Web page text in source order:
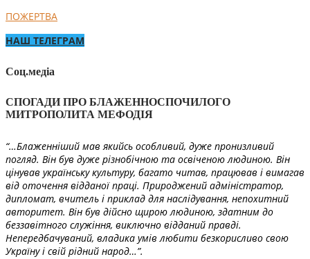
ПОЖЕРТВА
НАШ ТЕЛЕГРАМ
Соц.медіа
СПОГАДИ ПРО БЛАЖЕННОСПОЧИЛОГО
МИТРОПОЛИТА МЕФОДІЯ
“…Блаженніший мав якийсь особливий, дуже пронизливий
погляд. Він був дуже різнобічною та освіченою людиною. Він
цінував українську культуру, багато читав, працював і вимагав
від оточення відданої праці. Природжений адміністратор,
дипломат, вчитель і приклад для наслідування, непохитний
авторитет. Він був дійсно щирою людиною, здатним до
беззавітного служіння, виключно відданий правді.
Непередбачуваний, владика умів любити безкорисливо свою
Україну і свій рідний народ…”.